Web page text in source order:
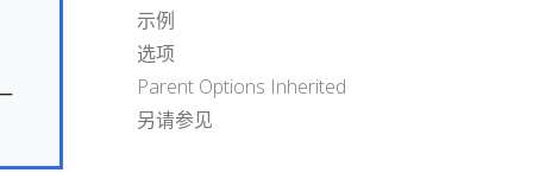
示例
选项
Parent Options Inherited
另请参见